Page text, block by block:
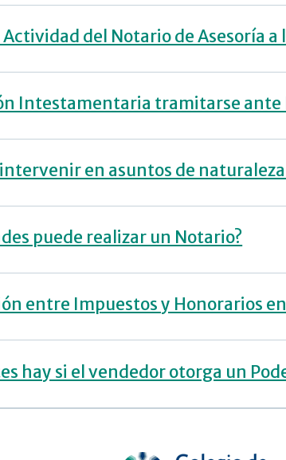
del Notario de Asesoría a
Intestamentaria tramitarse ante
en asuntos de
puede realizar un Notario?
entre Impuestos y Honorarios
hay si el vendedor otorga un